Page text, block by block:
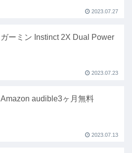
2023.07.27
ガーミン Instinct 2X Dual Power
2023.07.23
Amazon audible3ヶ月無料
2023.07.13